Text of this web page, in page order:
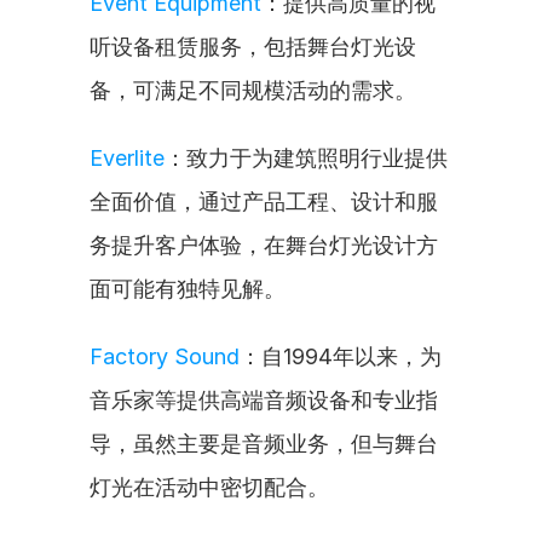
听设备租赁服务，包括舞台灯光设
备，可满足不同规模活动的需求。
Everlite ：致力于为建筑照明行业提供
全面价值，通过产品工程、设计和服
务提升客户体验，在舞台灯光设计方
面可能有独特见解。
Factory Sound ：自1994年以来，为
音乐家等提供高端音频设备和专业指
导，虽然主要是音频业务，但与舞台
灯光在活动中密切配合。